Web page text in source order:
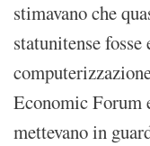
stimavano che
statunitense
Economic Forum
mettevano in